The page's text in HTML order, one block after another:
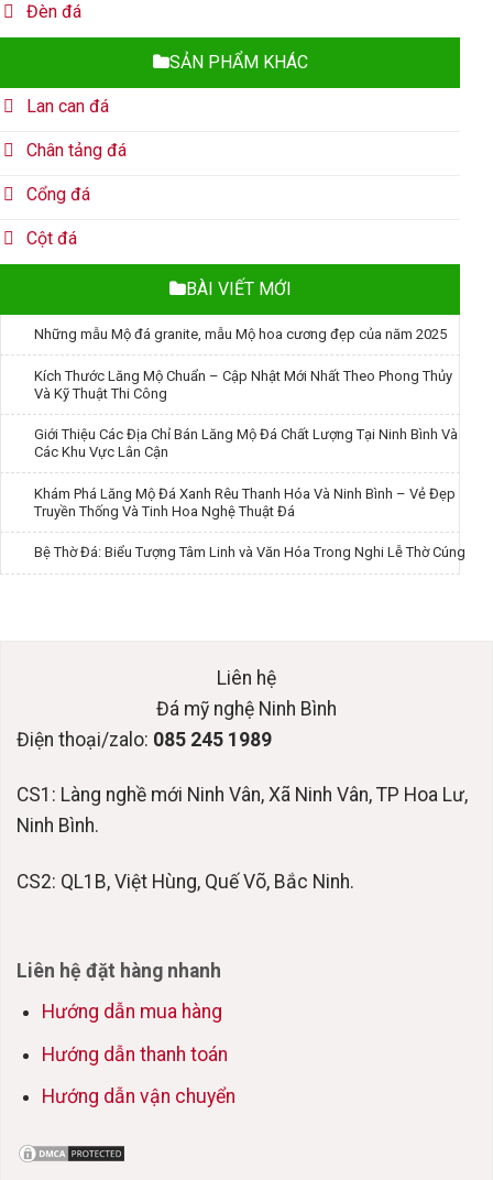
Đèn đá
SẢN PHẨM KHÁC
Lan can đá
Chân tảng đá
Cổng đá
Cột đá
BÀI VIẾT MỚI
Những mẫu Mộ đá granite, mẫu Mộ hoa cương đẹp của năm 2025
Kích Thước Lăng Mộ Chuẩn – Cập Nhật Mới Nhất Theo Phong Thủy
Và Kỹ Thuật Thi Công
Giới Thiệu Các Địa Chỉ Bán Lăng Mộ Đá Chất Lượng Tại Ninh Bình Và
Các Khu Vực Lân Cận
Khám Phá Lăng Mộ Đá Xanh Rêu Thanh Hóa Và Ninh Bình – Vẻ Đẹp
Truyền Thống Và Tinh Hoa Nghệ Thuật Đá
Bệ Thờ Đá: Biểu Tượng Tâm Linh và Văn Hóa Trong Nghi Lễ Thờ Cúng
Liên hệ
Đá mỹ nghệ Ninh Bình
Điện thoại/zalo: 085 245 1989
CS1: Làng nghề mới Ninh Vân, Xã Ninh Vân, TP Hoa Lư,
Ninh Bình.
CS2: QL1B, Việt Hùng, Quế Võ, Bắc Ninh.
Liên hệ đặt hàng nhanh
Hướng dẫn mua hàng
Hướng dẫn thanh toán
Hướng dẫn vận chuyển